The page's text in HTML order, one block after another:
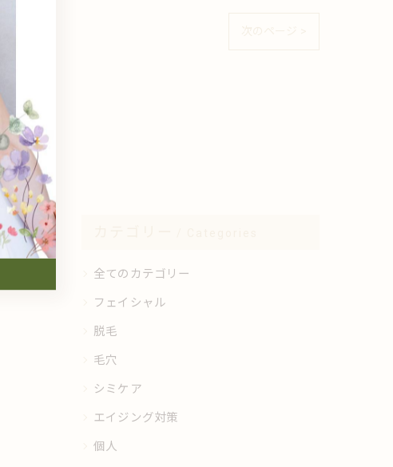
全てのカテゴリー
フェイシャル
脱毛
毛穴
シミケア
エイジング対策
個人